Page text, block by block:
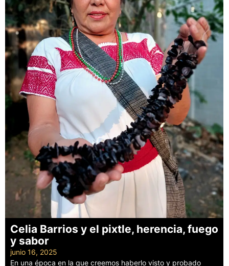
Celia Barrios y el pixtle, herencia, fuego
y sabor
junio 16, 2025
En una época en la que creemos haberlo visto y probado